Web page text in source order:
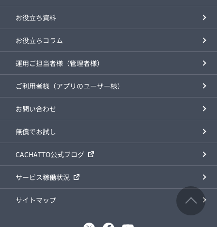
お役立ち資料
お役立ちコラム
運用ご担当者様（管理者様）
ご利用者様（アプリのユーザー様）
お問い合わせ
無償でお試し
CACHATTO公式ブログ
サービス稼働状況
サイトマップ